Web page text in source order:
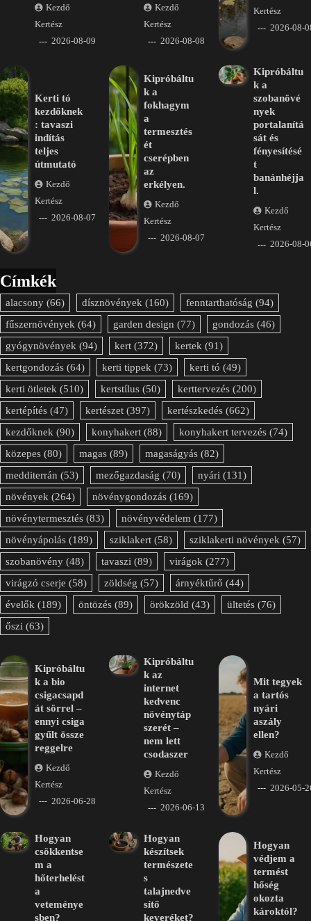
Kezdő
Kertész
2026-08-09
Kezdő
Kertész
2026-08-08
Kertész
2026-08-
Kerti tó
kezdőknek
: tavaszi
indítás
teljes
útmutató
Kezdő
Kertész
2026-08-07
Kipróbáltu
k a
fokhagym
a
termesztés
ét
cserépben
az
erkélyen.
Kezdő
Kertész
2026-08-07
Kipróbáltu
k a
szobanövé
nyek
portalanítá
sát és
fényesítésé
t
banánhéjja
l.
Kezdő
Kertész
2026-08-
Címkék
alacsony (66) dísznövények (160) fenntarthatóság (94)
fűszernövények (64) garden design (77) gondozás (46)
gyógynövények (94) kert (372) kertek (91)
kertgondozás (64) kerti tippek (73) kerti tó (49)
kerti ötletek (510) kertstílus (50) kerttervezés (200)
kertépítés (47) kertészet (397) kertészkedés (662)
kezdőknek (90) konyhakert (88) konyhakert tervezés (74)
közepes (80) magas (89) magaságyás (82)
medditerrán (53) mezőgazdaság (70) nyári (131)
növények (264) növénygondozás (169)
növénytermesztés (83) növényvédelem (177)
növényápolás (189) sziklakert (58) sziklakerti növények (57)
szobanövény (48) tavaszi (89) virágok (277)
virágzó cserje (58) zöldség (57) árnyéktűrő (44)
évelők (189) öntözés (89) örökzöld (43) ültetés (76)
őszi (63)
Kipróbáltu
k a bio
csigacsapd
át sörrel –
ennyi csiga
gyűlt össze
reggelre
Kezdő
Kertész
2026-06-28
Kipróbáltu
k az
internet
kedvenc
növénytáp
szerét –
nem lett
csodaszer
Kezdő
Kertész
2026-06-13
Mit tegyek
a tartós
nyári
aszály
ellen?
Kezdő
Kertész
2026-05-
Hogyan
csökkentse
m a
hőterhelést
a
veteménye
sben?
Hogyan
készítsek
természete
s
talajnedve
sítő
keveréket?
Hogyan
védjem a
termést
hőség
okozta
károktól?